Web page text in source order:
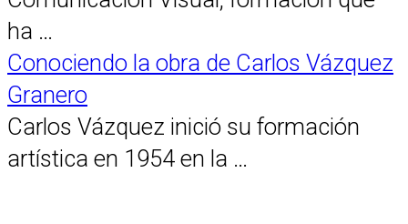
ha …
Conociendo la obra de Carlos Vázquez
Granero
Carlos Vázquez inició su formación
artística en 1954 en la …